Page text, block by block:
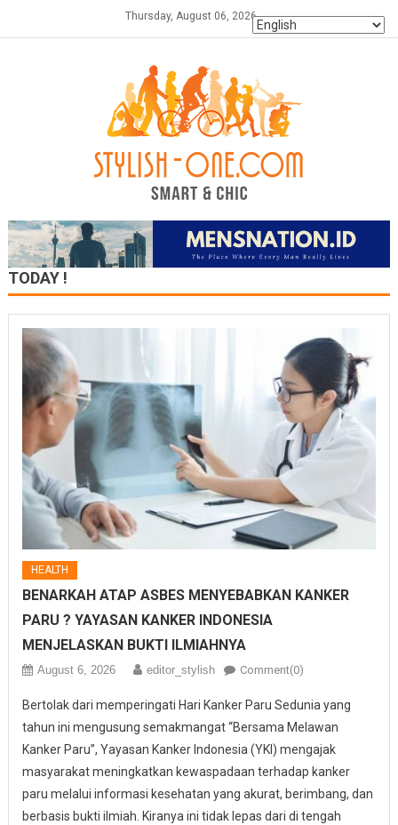
Thursday, August 06, 2026
TODAY !
HEALTH
BENARKAH ATAP ASBES MENYEBABKAN KANKER
PARU ? YAYASAN KANKER INDONESIA
MENJELASKAN BUKTI ILMIAHNYA
August 6, 2026 editor_stylish Comment(0)
Bertolak dari memperingati Hari Kanker Paru Sedunia yang
tahun ini mengusung semakmangat “Bersama Melawan
Kanker Paru”, Yayasan Kanker Indonesia (YKI) mengajak
masyarakat meningkatkan kewaspadaan terhadap kanker
paru melalui informasi kesehatan yang akurat, berimbang, dan
berbasis bukti ilmiah. Kiranya ini tidak lepas dari di tengah